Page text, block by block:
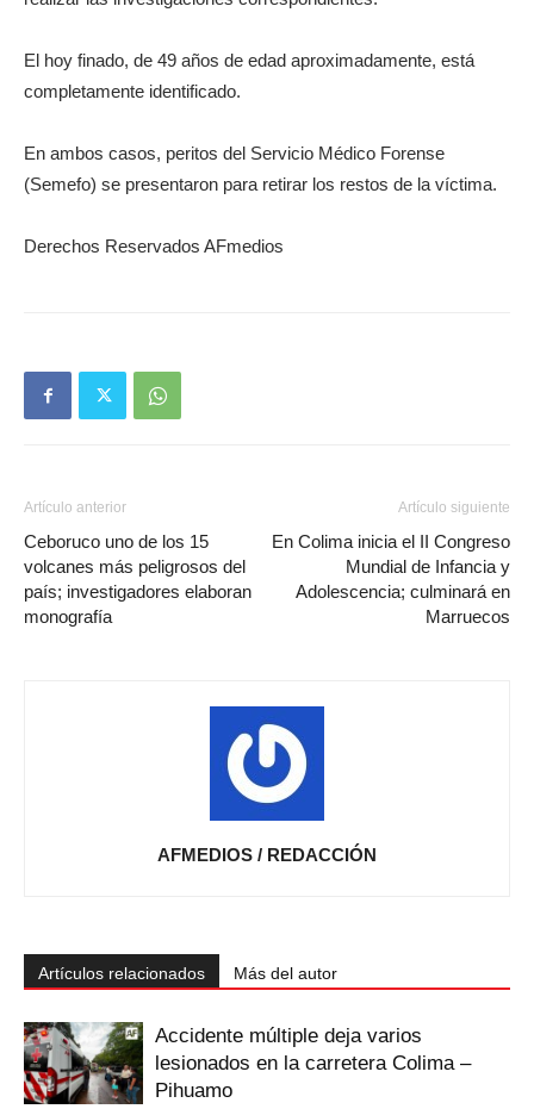
El hoy finado, de 49 años de edad aproximadamente, está
completamente identificado.
En ambos casos, peritos del Servicio Médico Forense
(Semefo) se presentaron para retirar los restos de la víctima.
Derechos Reservados AFmedios
Artículo anterior
Ceboruco uno de los 15
volcanes más peligrosos del
país; investigadores elaboran
monografía
Artículo siguiente
En Colima inicia el II Congreso
Mundial de Infancia y
Adolescencia; culminará en
Marruecos
AFMEDIOS / REDACCIÓN
Artículos relacionados Más del autor
Accidente múltiple deja varios
lesionados en la carretera Colima –
Pihuamo